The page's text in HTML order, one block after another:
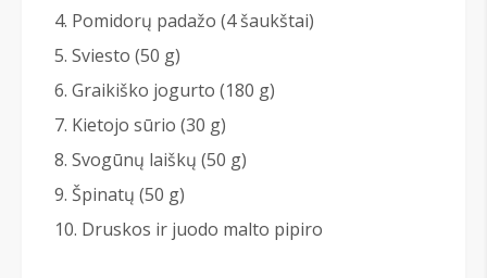
Pomidorų padažo (4 šaukštai)
Sviesto (50 g)
Graikiško jogurto (180 g)
Kietojo sūrio (30 g)
Svogūnų laiškų (50 g)
Špinatų (50 g)
Druskos ir juodo malto pipiro